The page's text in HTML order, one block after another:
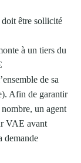
être sollicité
à un tiers du
de sa
Afin de garantir
un agent
VAE avant
demande